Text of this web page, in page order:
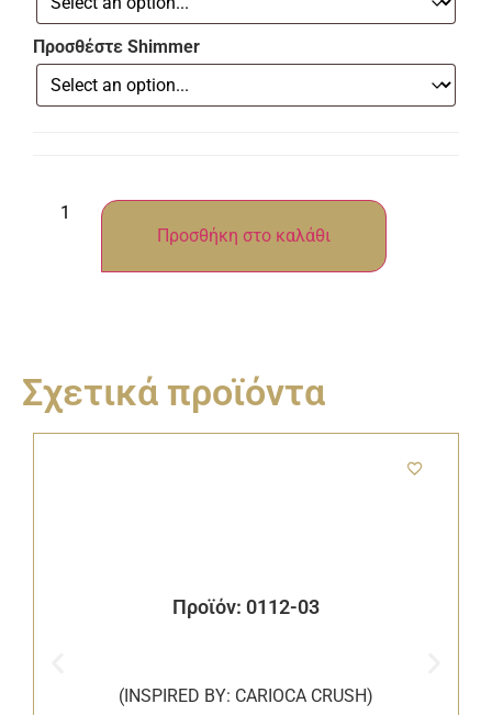
Προσθέστε Shimmer
Προσθήκη στο καλάθι
Σχετικά προϊόντα
Προϊόν: 0112-03
(INSPIRED BY: CARIOCA CRUSH)